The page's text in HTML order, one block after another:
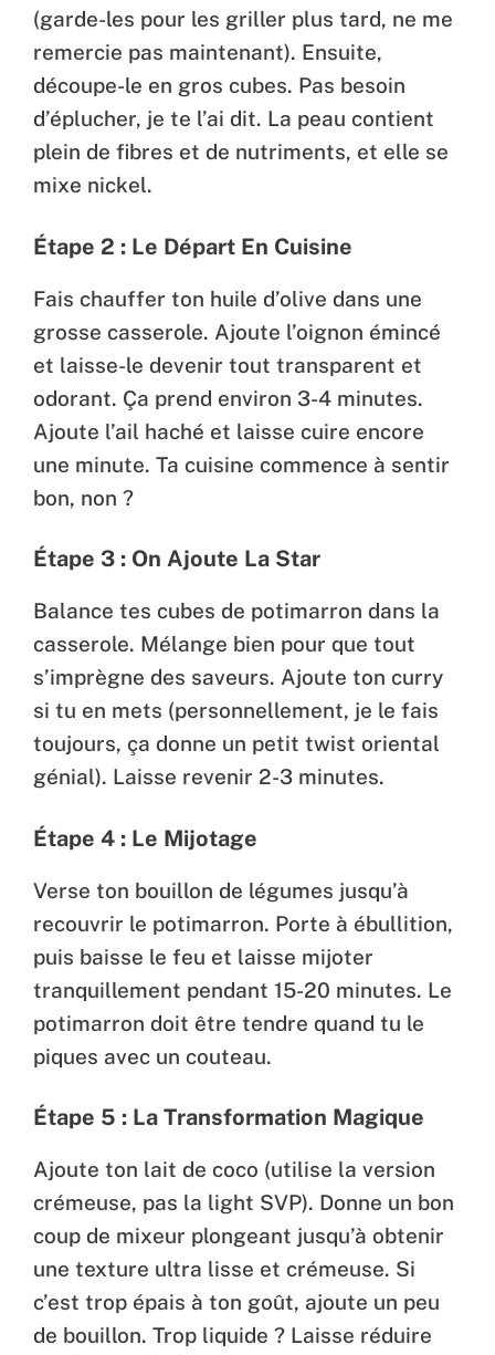
(garde-les pour les griller plus tard, ne me
remercie pas maintenant). Ensuite,
découpe-le en gros cubes. Pas besoin
d’éplucher, je te l’ai dit. La peau contient
plein de fibres et de nutriments, et elle se
mixe nickel.
Étape 2 : Le Départ En Cuisine
Fais chauffer ton huile d’olive dans une
grosse casserole. Ajoute l’oignon émincé
et laisse-le devenir tout transparent et
odorant. Ça prend environ 3-4 minutes.
Ajoute l’ail haché et laisse cuire encore
une minute. Ta cuisine commence à sentir
bon, non ?
Étape 3 : On Ajoute La Star
Balance tes cubes de potimarron dans la
casserole. Mélange bien pour que tout
s’imprègne des saveurs. Ajoute ton curry
si tu en mets (personnellement, je le fais
toujours, ça donne un petit twist oriental
génial). Laisse revenir 2-3 minutes.
Étape 4 : Le Mijotage
Verse ton bouillon de légumes jusqu’à
recouvrir le potimarron. Porte à ébullition,
puis baisse le feu et laisse mijoter
tranquillement pendant 15-20 minutes. Le
potimarron doit être tendre quand tu le
piques avec un couteau.
Étape 5 : La Transformation Magique
Ajoute ton lait de coco (utilise la version
crémeuse, pas la light SVP). Donne un bon
coup de mixeur plongeant jusqu’à obtenir
une texture ultra lisse et crémeuse. Si
c’est trop épais à ton goût, ajoute un peu
de bouillon. Trop liquide ? Laisse réduire